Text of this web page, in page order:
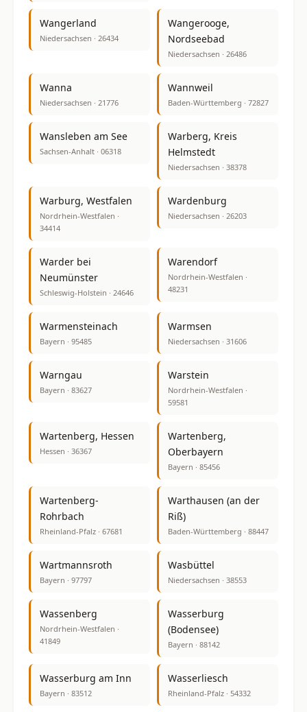
Wangerland
Niedersachsen · 26434
Wangerooge,
Nordseebad
Niedersachsen · 26486
Wanna
Niedersachsen · 21776
Wannweil
Baden-Württemberg · 72827
Wansleben am See
Sachsen-Anhalt · 06318
Warberg, Kreis
Helmstedt
Niedersachsen · 38378
Warburg, Westfalen
Nordrhein-Westfalen ·
34414
Wardenburg
Niedersachsen · 26203
Warder bei
Neumünster
Schleswig-Holstein · 24646
Warendorf
Nordrhein-Westfalen ·
48231
Warmensteinach
Bayern · 95485
Warmsen
Niedersachsen · 31606
Warngau
Bayern · 83627
Warstein
Nordrhein-Westfalen ·
59581
Wartenberg, Hessen
Hessen · 36367
Wartenberg,
Oberbayern
Bayern · 85456
Wartenberg-
Rohrbach
Rheinland-Pfalz · 67681
Warthausen (an der
Riß)
Baden-Württemberg · 88447
Wartmannsroth
Bayern · 97797
Wasbüttel
Niedersachsen · 38553
Wassenberg
Nordrhein-Westfalen ·
41849
Wasserburg
(Bodensee)
Bayern · 88142
Wasserburg am Inn
Bayern · 83512
Wasserliesch
Rheinland-Pfalz · 54332